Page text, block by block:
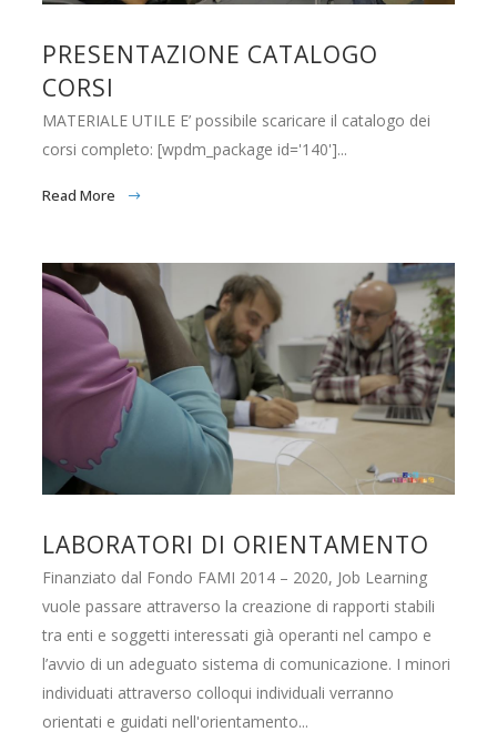
PRESENTAZIONE CATALOGO
CORSI
MATERIALE UTILE E’ possibile scaricare il catalogo dei
corsi completo: [wpdm_package id='140']...
Read More
LABORATORI DI ORIENTAMENTO
Finanziato dal Fondo FAMI 2014 – 2020, Job Learning
vuole passare attraverso la creazione di rapporti stabili
tra enti e soggetti interessati già operanti nel campo e
l’avvio di un adeguato sistema di comunicazione. I minori
individuati attraverso colloqui individuali verranno
orientati e guidati nell'orientamento...